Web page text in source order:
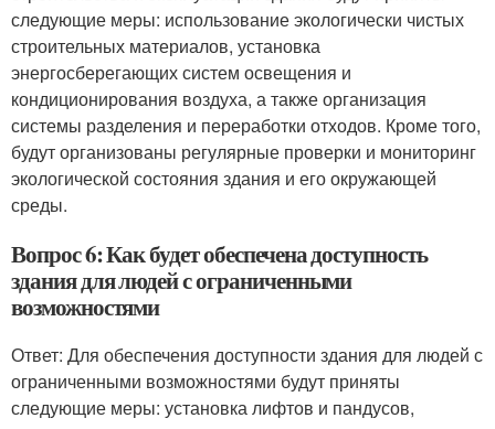
следующие меры: использование экологически чистых
строительных материалов, установка
энергосберегающих систем освещения и
кондиционирования воздуха, а также организация
системы разделения и переработки отходов. Кроме того,
будут организованы регулярные проверки и мониторинг
экологической состояния здания и его окружающей
среды.
Вопрос 6: Как будет обеспечена доступность
здания для людей с ограниченными
возможностями
Ответ: Для обеспечения доступности здания для людей с
ограниченными возможностями будут приняты
следующие меры: установка лифтов и пандусов,